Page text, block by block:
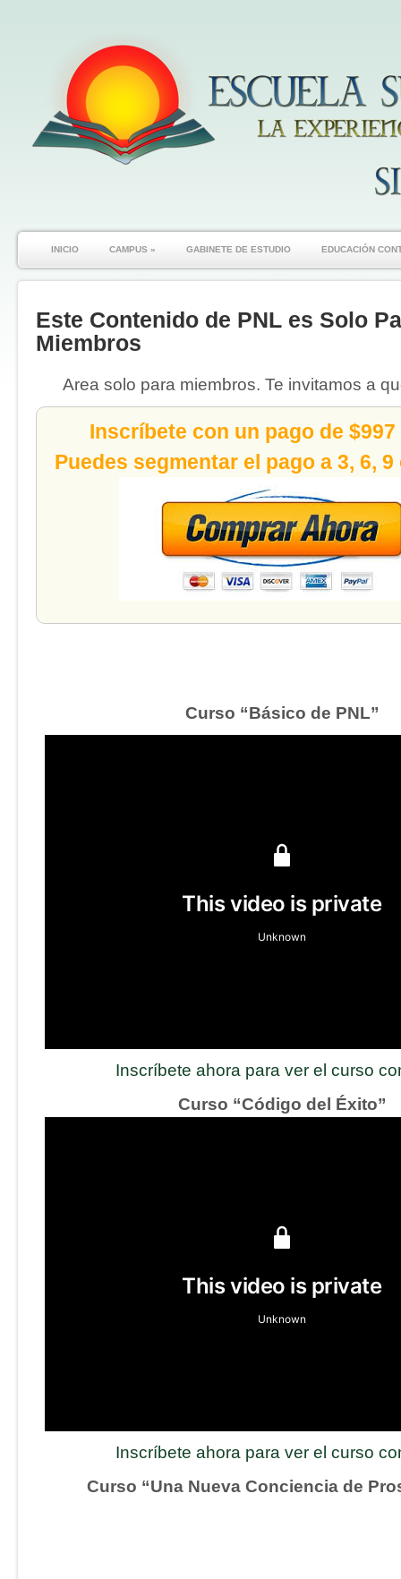
INICIO CAMPUS » GABINETE DE ESTUDIO EDUCACIÓN
Este Contenido de PNL es Solo
Miembros
Area solo para miembros. Te invitamos a
Inscríbete con un pago de
Puedes segmentar el pago a 3, 6, 9
Curso “Básico de PNL”
Inscríbete ahora para ver el curso
Curso “Código del Éxito”
Inscríbete ahora para ver el curso
Curso “Una Nueva Conciencia de